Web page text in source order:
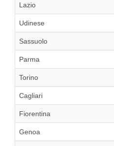
Lazio
Udinese
Sassuolo
Parma
Torino
Cagliari
Fiorentina
Genoa